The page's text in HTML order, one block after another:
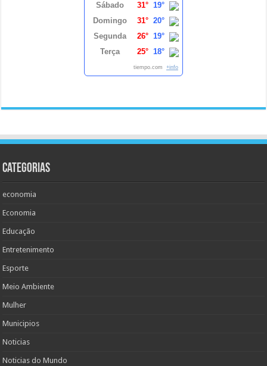
Sábado 31° 19°
Domingo
31° 20°
Segunda
26° 19°
Terça
25° 18°
tiempo.com +info
Categorias
economia
Economia
Educação
Entretenimento
Esporte
Meio Ambiente
Mulher
Municipios
Noticias
Noticias do Mundo